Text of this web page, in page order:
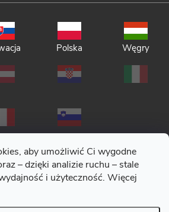
aby umożliwić Ci wygodne
– dzięki analizie ruchu – stale
i użyteczność. Więcej
Polska Węgry
prywatności